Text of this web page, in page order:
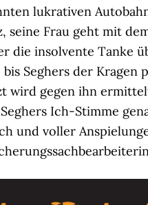
lukrativen
seine Frau geht mit
die insolvente Tanke
bis Seghers der Kragen
wird gegen ihn
Ich-Stimme
und voller